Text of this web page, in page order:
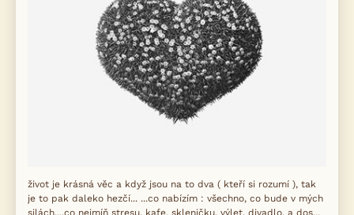
život je krásná věc a když jsou na to dva ( kteří si rozumí ), tak
je to pak daleko hezčí... ...co nabízím : všechno, co bude v mých
silách...,co nejmíň stresu, kafe, skleničku, výlet, divadlo, a dos...